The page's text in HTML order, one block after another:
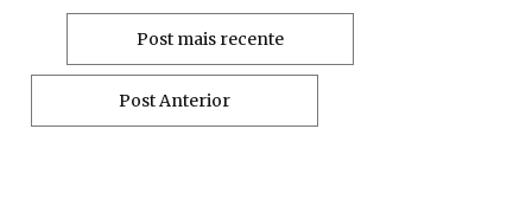
Post mais recente
Post Anterior